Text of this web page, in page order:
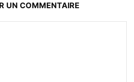
UN COMMENTAIRE